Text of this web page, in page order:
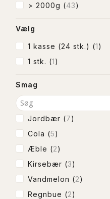
> 2000g (43)
Vælg
1 kasse (24 stk.) (1)
1 stk. (1)
Smag
Jordbær (7)
Cola (5)
Æble (2)
Kirsebær (3)
Vandmelon (2)
Regnbue (2)